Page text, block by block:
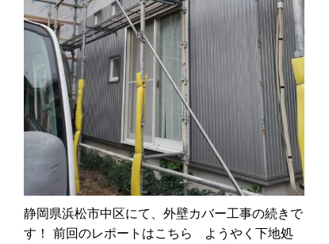
静岡県浜松市中区にて、外壁カバー工事の続きで
す！ 前回のレポートはこちら ようやく下地処